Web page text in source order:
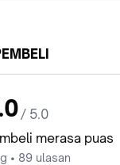
/ 5.0
merasa puas
• 89 ulasan